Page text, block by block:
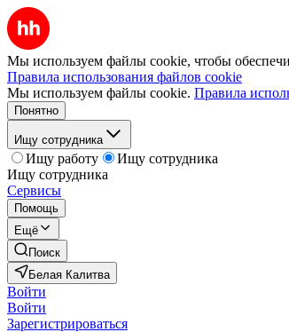
Мы используем файлы cookie, чтобы
Правила использования файлов cookie
Мы используем файлы cookie. Правила
Понятно
Ищу сотрудника
Ищу работу
Ищу сотрудника
Ищу сотрудника
Сервисы
Помощь
Ещё
Поиск
Белая Калитва
Войти
Войти
Зарегистрироваться